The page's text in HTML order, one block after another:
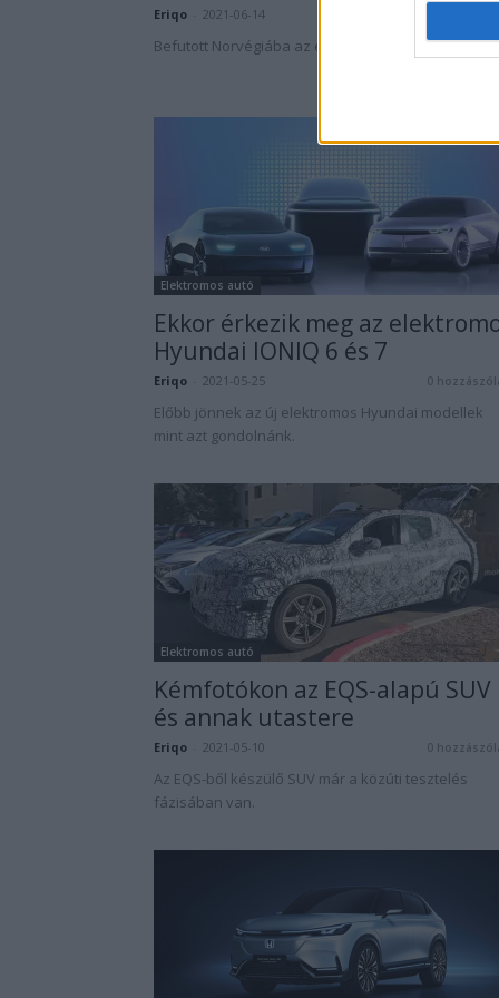
Eriqo 2021-06-14
Befutott Norvégiába az első 100 BYD Tang SUV.
Elektromos autó
Ekkor érkezik meg az
Hyundai IONIQ 6 és 7
Eriqo 2021-05-25 0
Előbb jönnek az új elektromos Hyundai modellek
mint azt gondolnánk.
Elektromos autó
Kémfotókon az EQS-alapú SUV
és annak utastere
Eriqo 2021-05-10 0
Az EQS-ből készülő SUV már a közúti tesztelés
fázisában van.